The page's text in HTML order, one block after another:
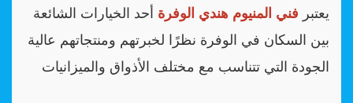
يعتبر فني المنيوم هندي الوفرة أحد الخيارات الشائعة
بين السكان في الوفرة نظرًا لخبرتهم ومنتجاتهم عالية
الجودة التي تتناسب مع مختلف الأذواق والميزانيات